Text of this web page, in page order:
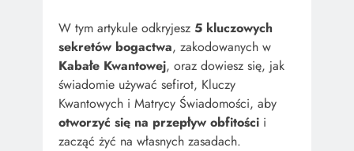
W tym artykule odkryjesz 5 kluczowych
sekretów bogactwa, zakodowanych w
Kabałe Kwantowej, oraz dowiesz się, jak
świadomie używać sefirot, Kluczy
Kwantowych i Matrycy Świadomości, aby
otworzyć się na przepływ obfitości i
zacząć żyć na własnych zasadach.